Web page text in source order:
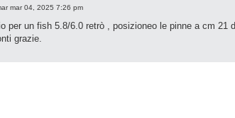
mar 04, 2025 7:26 pm
per un fish 5.8/6.0 retrò , posizioneo le pinne a cm 21
grazie.